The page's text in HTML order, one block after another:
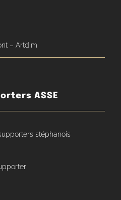
– Artdim
ASSE
stéphanois